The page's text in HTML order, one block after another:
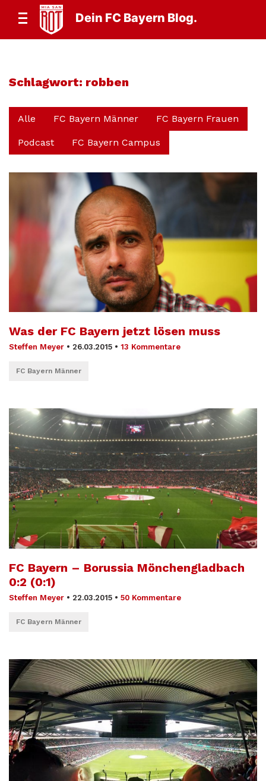
Dein FC Bayern Blog.
Schlagwort: robben
Alle FC Bayern Männer FC Bayern Frauen
Podcast FC Bayern Campus
Was der FC Bayern jetzt lösen muss
Steffen Meyer • 26.03.2015 • 13 Kommentare
FC Bayern Männer
FC Bayern – Borussia Mönchengladbach
0:2 (0:1)
Steffen Meyer • 22.03.2015 • 50 Kommentare
FC Bayern Männer